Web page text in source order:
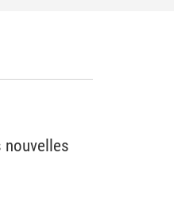
nouvelles